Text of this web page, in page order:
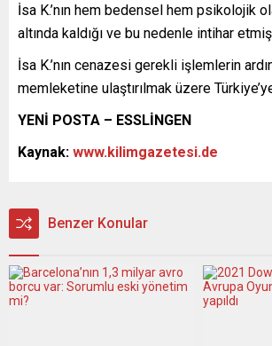
İsa K.’nın hem bedensel hem psikolojik
altında kaldığı ve bu nedenle intihar
İsa K.’nın cenazesi gerekli işlemlerin
memleketine ulaştırılmak üzere
YENİ POSTA – ESSLİNGEN
Kaynak: www.kilimgazetesi.de
Benzer Konular